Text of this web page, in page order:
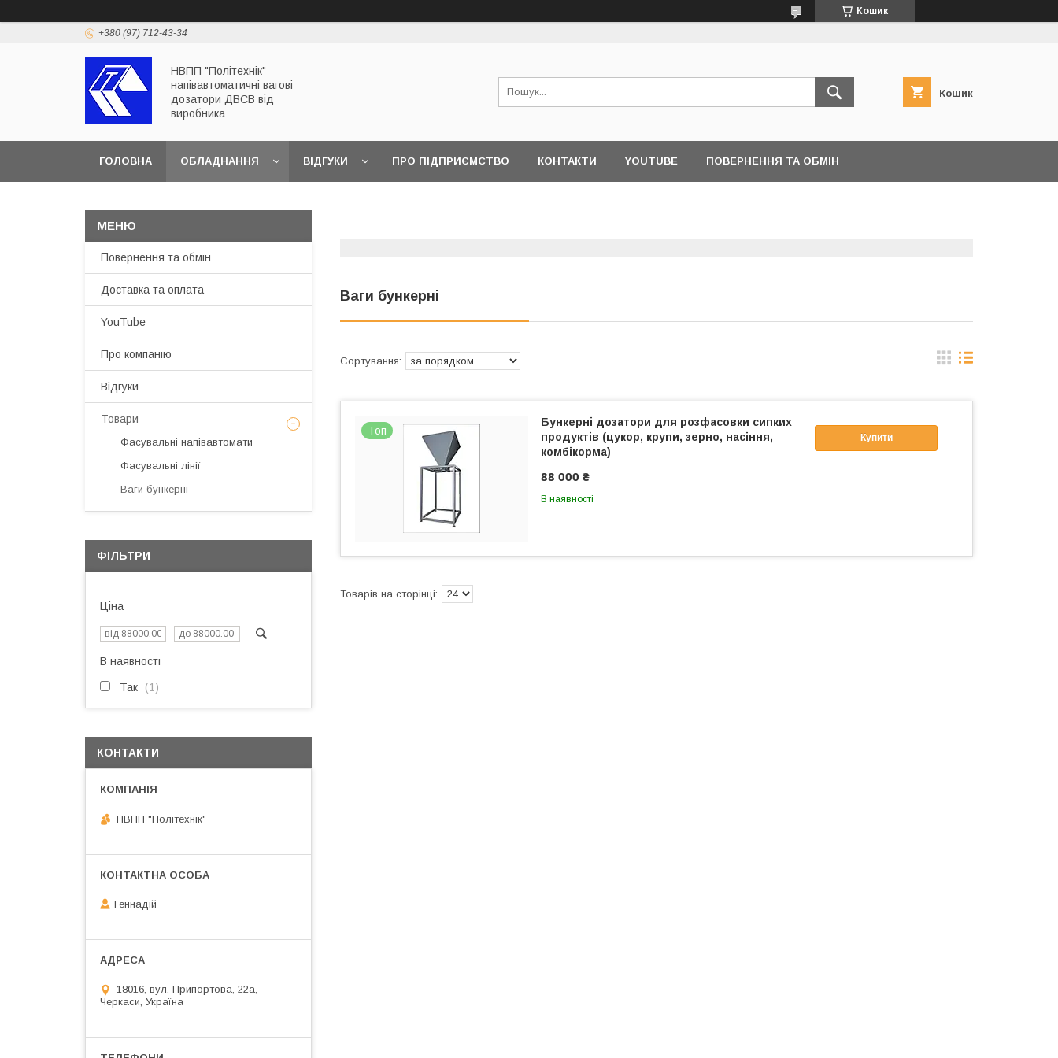
Кошик
+380 (97) 712-43-34
НВПП "Політехнік" —
напівавтоматичні вагові
дозатори ДВСВ від
виробника
Кошик
ГОЛОВНА ОБЛАДНАННЯ ВІДГУКИ ПРО ПІДПРИЄМСТВО КОНТАКТИ YOUTUBE ПОВЕРНЕННЯ ТА ОБМІН
Ваги бункерні
Топ
Купити
Бункерні дозатори для розфасовки сипких
продуктів (цукор, крупи, зерно, насіння,
комбікорма)
88 000 ₴
В наявності
Повернення та обмін
Доставка та оплата
YouTube
Про компанію
Відгуки
Товари
Фасувальні напівавтомати
Фасувальні лінії
Ваги бункерні
ФІЛЬТРИ
Ціна
В наявності
Так 1
КОНТАКТИ
НВПП "Політехнік"
Геннадій
18016, вул. Припортова, 22а,
Черкаси, Україна